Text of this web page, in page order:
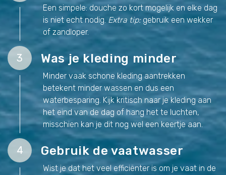
Een simpele: douche zo kort mogelijk en elke dag
is niet echt nodig. Extra tip:gebruik een wekker
of zandloper.
3 Was je kleding minder
Minder vaak schone kleding aantrekken
betekent minder wassen en dus een
waterbesparing. Kijk kritisch naar je kleding aan
het eind van de dag of hang het te luchten,
misschien kan je dit nog wel een keertje aan.
4 Gebruik de vaatwasser
Wist je dat het veel efficiënter is om je vaat in de